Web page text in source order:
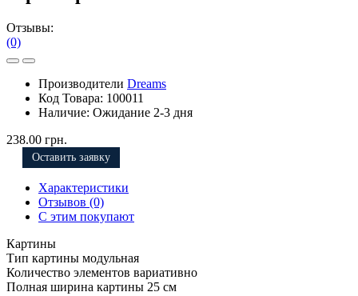
Отзывы:
(0)
Производители Dreams
Код Товара: 100011
Наличие: Ожидание 2-3 дня
238.00 грн.
Оставить заявку
Характеристики
Отзывов (0)
С этим покупают
Картины
Тип картины модульная
Количество элементов вариативно
Полная ширина картины 25 см